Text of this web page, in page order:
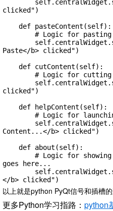
clicked")
Paste</b> clicked")
clicked")
Content...</b> clicked")
goes here...
</b> clicked")
以上就是python PyQt信号和插槽
更多Python学习指路： python